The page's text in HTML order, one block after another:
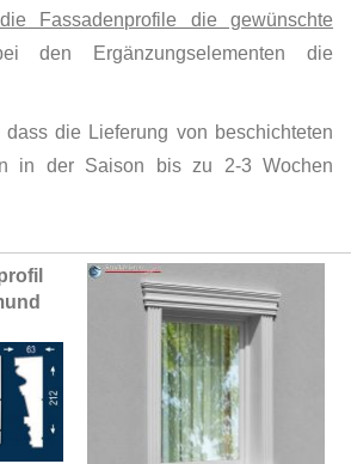
Fassadenprofile die gewünschte
den Ergänzungselementen die
die Lieferung von beschichteten
in der Saison bis zu 2-3 Wochen